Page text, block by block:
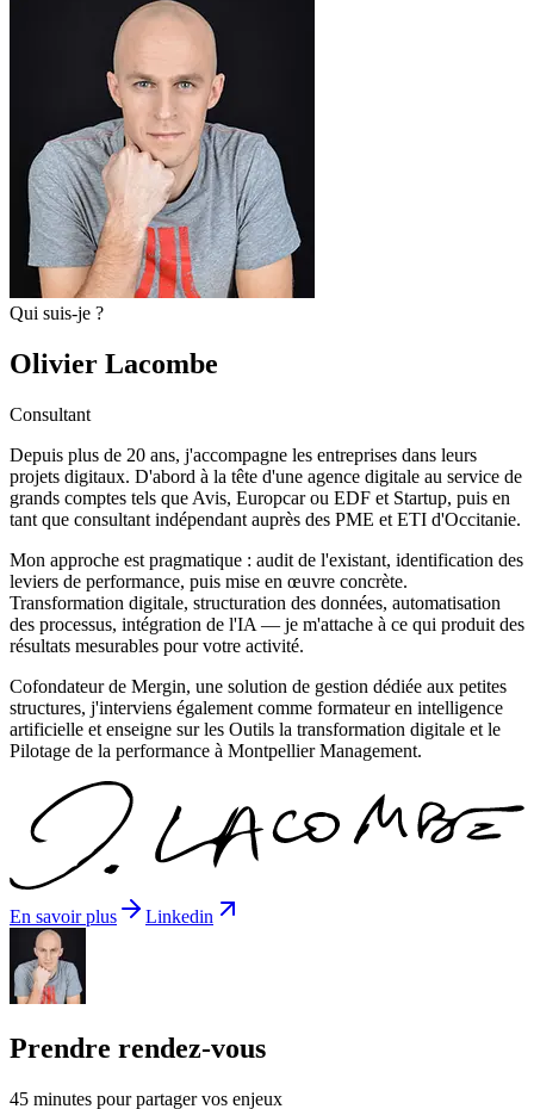
Qui suis-je ?
Olivier Lacombe
Consultant
Depuis plus de 20 ans, j'accompagne les entreprises dans leurs
projets digitaux. D'abord à la tête d'une agence digitale au service de
grands comptes tels que Avis, Europcar ou EDF et Startup, puis en
tant que consultant indépendant auprès des PME et ETI d'Occitanie.
Mon approche est pragmatique : audit de l'existant, identification des
leviers de performance, puis mise en œuvre concrète.
Transformation digitale, structuration des données, automatisation
des processus, intégration de l'IA — je m'attache à ce qui produit des
résultats mesurables pour votre activité.
Cofondateur de Mergin, une solution de gestion dédiée aux petites
structures, j'interviens également comme formateur en intelligence
artificielle et enseigne sur les Outils la transformation digitale et le
Pilotage de la performance à Montpellier Management.
En savoir plus Linkedin
Prendre rendez-vous
45 minutes pour partager vos enjeux